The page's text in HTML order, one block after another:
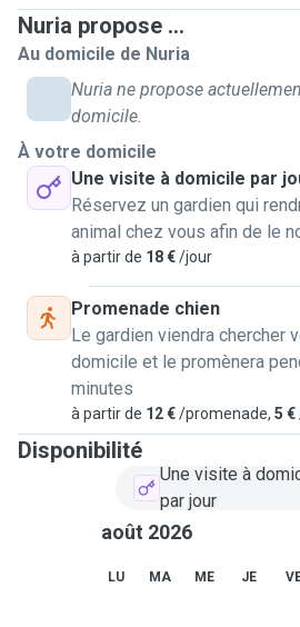
Nuria propose ...
Au domicile de Nuria
Nuria ne propose
domicile.
À votre domicile
Une visite à domicile par
Réservez un gardien qui
animal chez vous afin de le
à partir de 18 €/jour
Promenade chien
Le gardien viendra chercher
domicile et le promènera
minutes
à partir de 12 €/promenade, 5 €
Disponibilité
Une visite à
par jour
août 2026
LU MA ME JE